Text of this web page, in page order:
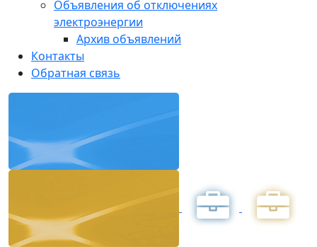
Объявления об отключениях
электроэнергии
Архив объявлений
Контакты
Обратная связь